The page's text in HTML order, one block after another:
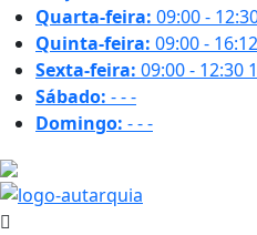
Quarta-feira: 09:00 -
Quinta-feira: 09:00 - 16:12
Sexta-feira: 09:00 - 12:30
Sábado: ---
Domingo: ---